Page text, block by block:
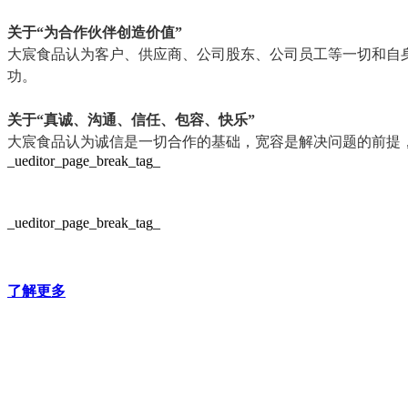
关于“为合作伙伴创造价值”
大宸食品认为客户、供应商、公司股东、公司员工等一切和
功。
关于“真诚、沟通、信任、包容、快乐”
大宸食品认为诚信是一切合作的基础，宽容是解决问题的前
_ueditor_page_break_tag_
_ueditor_page_break_tag_
了解更多